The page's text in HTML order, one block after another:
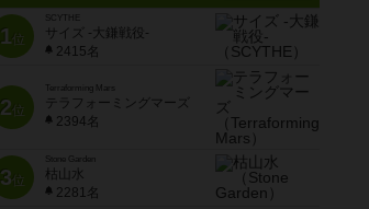
1位
SCYTHE
サイズ -大鎌戦役-
2415名
2位
Terraforming Mars
テラフォーミングマーズ
2394名
3位
Stone Garden
枯山水
2281名